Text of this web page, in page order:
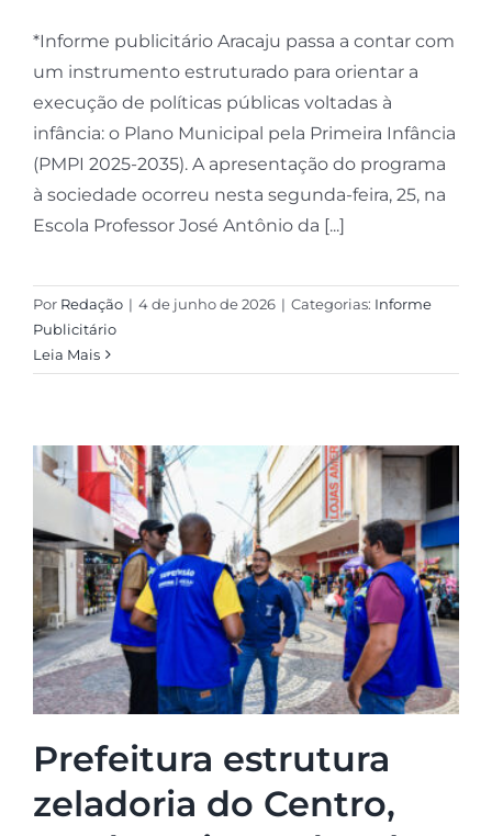
*Informe publicitário Aracaju passa a contar com
um instrumento estruturado para orientar a
execução de políticas públicas voltadas à
infância: o Plano Municipal pela Primeira Infância
(PMPI 2025-2035). A apresentação do programa
à sociedade ocorreu nesta segunda-feira, 25, na
Escola Professor José Antônio da [...]
Por Redação | 4 de junho de 2026 | Categorias: Informe
Publicitário
Leia Mais
Prefeitura estrutura
zeladoria do Centro,